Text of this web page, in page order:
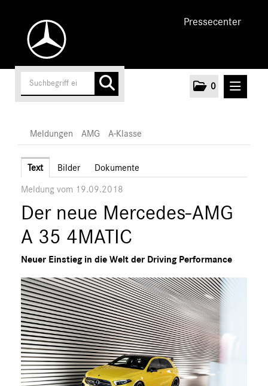
Pressecenter
0
Unternehmen
Cars
AMG
C-Klasse
E-Klasse
S-Klasse
SL
SLC
GLC
GLE
GT R
GT C
Meldungen AMG A-Klasse
Text Bilder Dokumente
Meldung vom 19.09.2018
Der neue Mercedes-AMG
A 35 4MATIC
Neuer Einstieg in die Welt der Driving Performance